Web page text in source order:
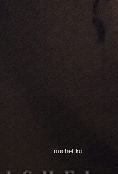
michel ko